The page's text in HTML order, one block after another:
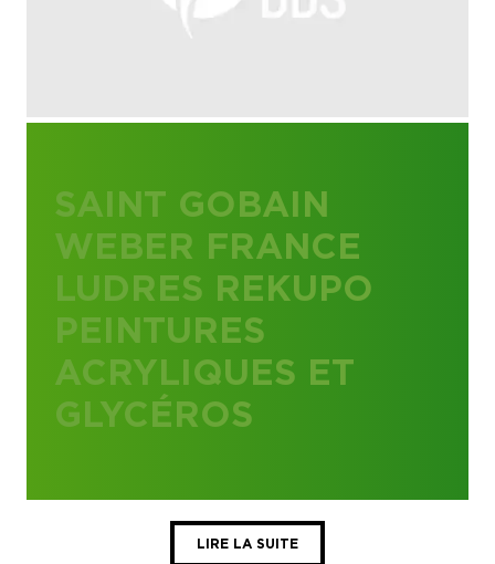
SAINT GOBAIN
WEBER FRANCE
LUDRES REKUPO
PEINTURES
ACRYLIQUES ET
GLYCÉROS
LIRE LA SUITE